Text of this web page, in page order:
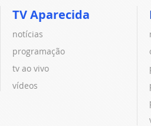
TV Aparecida
notícias
programação
tv ao vivo
vídeos